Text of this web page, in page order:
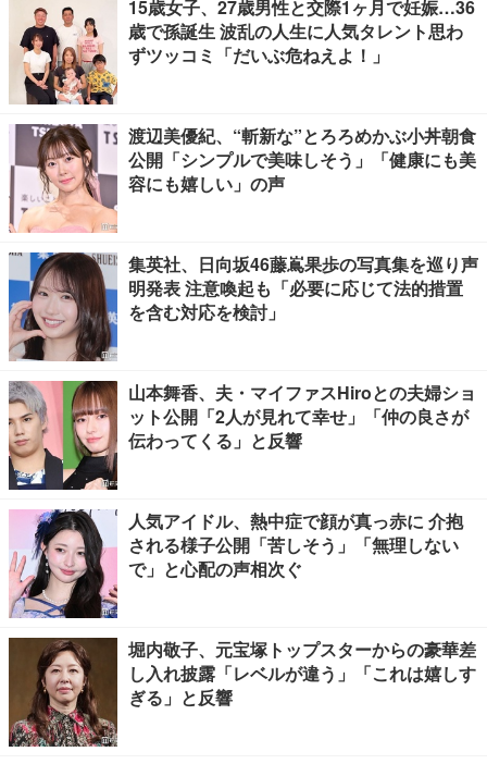
15歳女子、27歳男性と交際1ヶ月で妊娠…36
歳で孫誕生 波乱の人生に人気タレント思わ
ずツッコミ「だいぶ危ねえよ！」
渡辺美優紀、“斬新な”とろろめかぶ小丼朝食
公開「シンプルで美味しそう」「健康にも美
容にも嬉しい」の声
集英社、日向坂46藤嶌果歩の写真集を巡り声
明発表 注意喚起も「必要に応じて法的措置
を含む対応を検討」
山本舞香、夫・マイファスHiroとの夫婦ショ
ット公開「2人が見れて幸せ」「仲の良さが
伝わってくる」と反響
人気アイドル、熱中症で顔が真っ赤に 介抱
される様子公開「苦しそう」「無理しない
で」と心配の声相次ぐ
堀内敬子、元宝塚トップスターからの豪華差
し入れ披露「レベルが違う」「これは嬉しす
ぎる」と反響